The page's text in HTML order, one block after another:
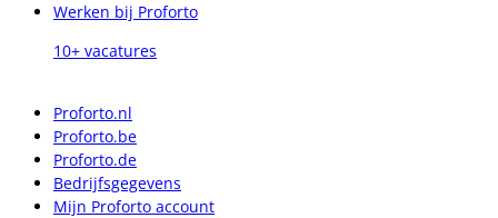
Werken bij Proforto
10+ vacatures
Proforto.nl
Proforto.be
Proforto.de
Bedrijfsgegevens
Mijn Proforto account